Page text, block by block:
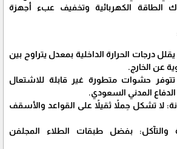
الطاقة الكهربائية وتخفيف عبء أجهزة
درجات الحرارة الداخلية بمعدل يتراوح بين
تتوفر حشوات متطورة غير قابلة للاشتعال
المدني السعودي.
لا تشكل حِملاً ثقيلاً على القواعد والأسقف
والتآكل: بفضل طبقات الطلاء المجلفن